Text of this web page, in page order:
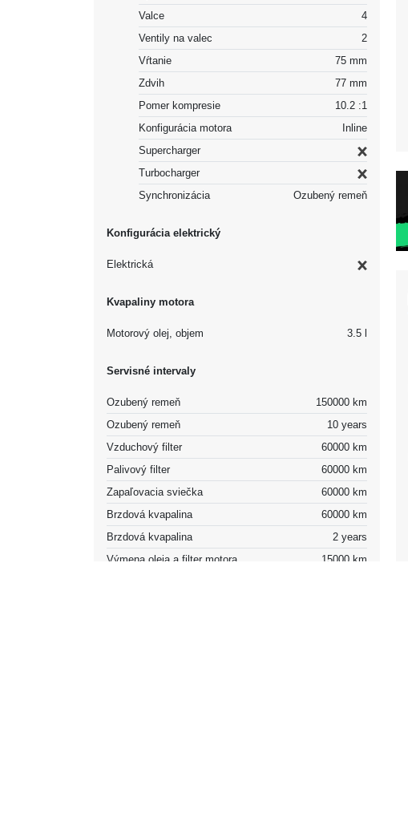
Valce
4
Ventily na valec
2
Vŕtanie
75 mm
Zdvih
77 mm
Pomer kompresie
10.2 :1
Konfigurácia motora
Inline
Supercharger
Turbocharger
Synchronizácia
Ozubený remeň
Konfigurácia elektrický
Elektrická
Kvapaliny motora
Motorový olej, objem 3.5 l
Servisné intervaly
Ozubený remeň
150000 km
Ozubený remeň
10 years
Vzduchový filter
60000 km
Palivový filter
60000 km
Zapaľovacia sviečka
60000 km
Brzdová kvapalina
60000 km
Brzdová kvapalina
2 years
Výmena oleja a filter motora
15000 km